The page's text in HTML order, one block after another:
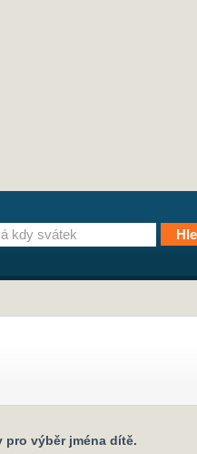
pro výběr jména dítě.